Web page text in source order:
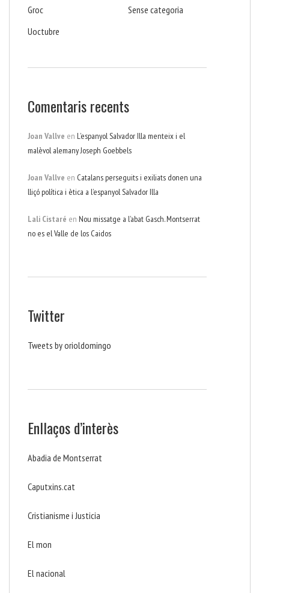
Groc
Sense categoria
Uoctubre
Comentaris recents
Joan Vallve en L’espanyol Salvador Illa menteix i el
malèvol alemany Joseph Goebbels
Joan Vallve en Catalans perseguits i exiliats donen una
lliçó política i ètica a l’espanyol Salvador Illa
Lali Cistaré en Nou missatge a l’abat Gasch. Montserrat
no es el Valle de los Caidos
Twitter
Tweets by orioldomingo
Enllaços d’interès
Abadia de Montserrat
Caputxins.cat
Cristianisme i Justicia
El mon
El nacional